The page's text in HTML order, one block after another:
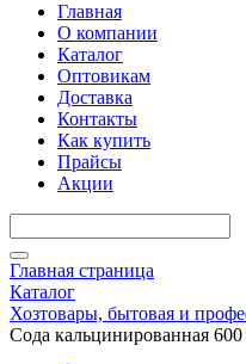
Главная
О компании
Каталог
Оптовикам
Доставка
Контакты
Как купить
Прайсы
Акции
Главная страница
Каталог
Хозтовары, бытовая и
Сода кальцинированная